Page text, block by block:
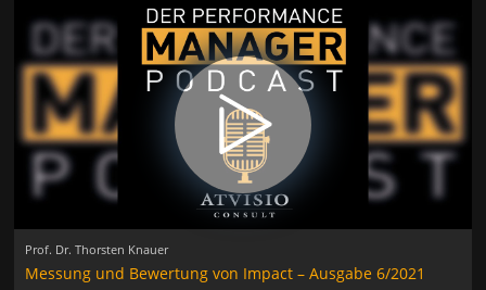
Prof. Dr. Thorsten Knauer
Messung und Bewertung von Impact – Ausgabe 6/2021